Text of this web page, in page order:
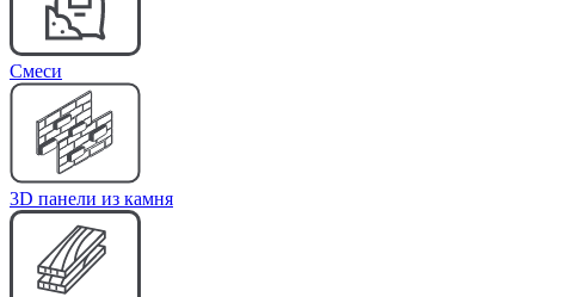
Cмеси
3D панели из камня